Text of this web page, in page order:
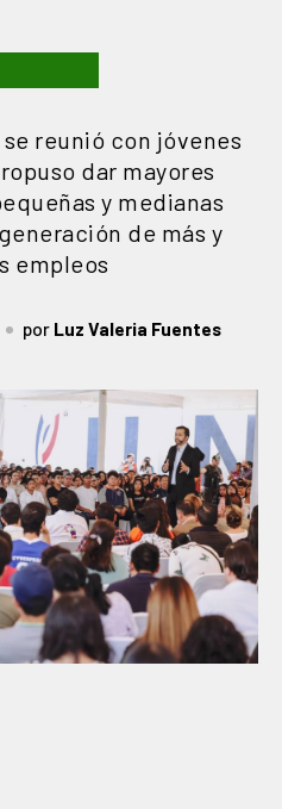
reunió con jóvenes
dar mayores
y medianas
de más y
empleos
por Luz Valeria Fuentes